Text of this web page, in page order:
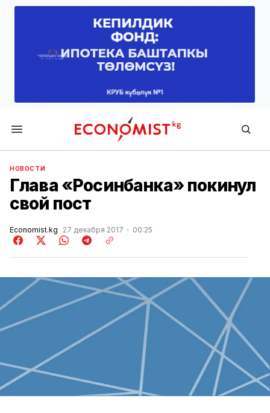
Economist.kg
НОВОСТИ
Глава «Росинбанка» покинул
свой пост
Economist.kg 27 декабря 2017 00:25